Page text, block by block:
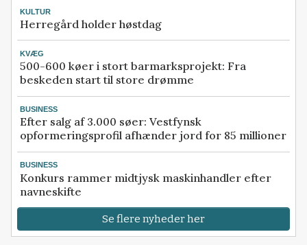
KULTUR
Herregård holder høstdag
KVÆG
500-600 køer i stort barmarksprojekt: Fra
beskeden start til store drømme
BUSINESS
Efter salg af 3.000 søer: Vestfynsk
opformeringsprofil afhænder jord for 85 millioner
BUSINESS
Konkurs rammer midtjysk maskinhandler efter
navneskifte
Se flere nyheder her